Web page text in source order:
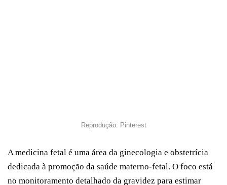
Reprodução: Pinterest
A medicina fetal é uma área da ginecologia e obstetrícia
dedicada à promoção da saúde materno-fetal. O foco está
no monitoramento detalhado da gravidez para estimar